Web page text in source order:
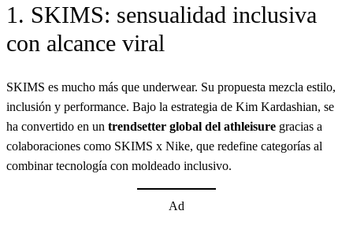
1. SKIMS: sensualidad inclusiva
con alcance viral
SKIMS es mucho más que underwear. Su propuesta mezcla estilo,
inclusión y performance. Bajo la estrategia de Kim Kardashian, se
ha convertido en un trendsetter global del athleisure gracias a
colaboraciones como SKIMS x Nike, que redefine categorías al
combinar tecnología con moldeado inclusivo.
Ad